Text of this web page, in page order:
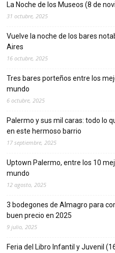
La Noche de los Museos (8 de
31 octubre, 2025
Vuelve la noche de los bares
Aires
16 octubre, 2025
Tres bares porteños entre los
mundo
6 octubre, 2025
Palermo y sus mil caras: todo lo
en este hermoso barrio
17 septiembre, 2025
Uptown Palermo, entre los 10
mundo
12 agosto, 2025
3 bodegones de Almagro para
buen precio en 2025
9 julio, 2025
Feria del Libro Infantil y Juvenil